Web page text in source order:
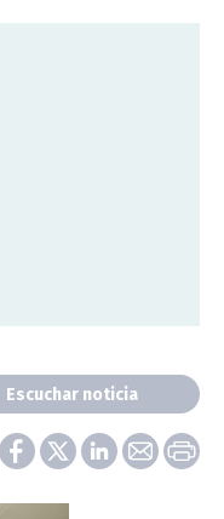
Escuchar noticia